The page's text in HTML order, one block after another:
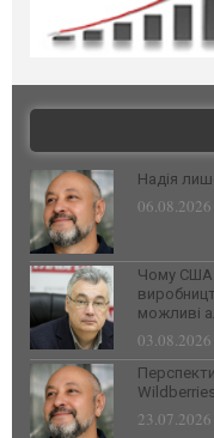
Надія
Чому США
можливі
Wildberries